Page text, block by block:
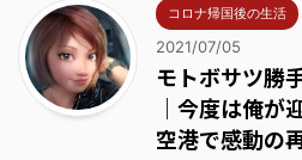
コロナ帰国後の生活
2021/07/05
モトボサツ勝
｜今度は俺が
空港で感動の